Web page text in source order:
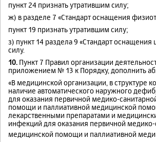
пункт 24 признать утратившим силу;
ж) в разделе 7 «Стандарт оснащения
пункт 19 признать утратившим силу;
з) пункт 14 раздела 9 «Стандарт
силу.
10. Пункт 7 Правил организации
приложением № 13 к Порядку, дополнить
«В медицинской организации, в структуре
наличие автоматического наружного
для оказания первичной медико-
помощи и паллиативной медицинской
лекарственными препаратами и
инфекций для оказания первичной
медицинской помощи и паллиативной